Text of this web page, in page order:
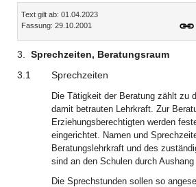
Inhalt
Text gilt ab: 01.04.2023
Fassung: 29.10.2001
3.
Sprechzeiten, Beratungsraum
3.1
Sprechzeiten
Die Tätigkeit der Beratung zählt zu
damit betrauten Lehrkraft. Zur
Erziehungsberechtigten werden
eingerichtet. Namen und
Beratungslehrkraft und des
sind an den Schulen durch
Die Sprechstunden sollen so